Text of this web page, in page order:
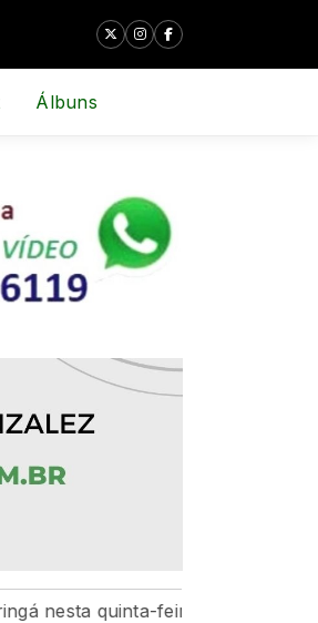
Álbuns
feira, 6 Hospital da